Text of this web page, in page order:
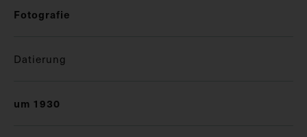
Fotografie
Datierung
um 1930